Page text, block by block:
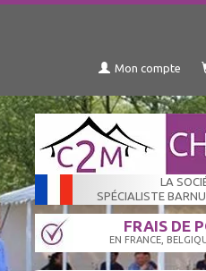
Mon compte
LA
SPÉCIALISTE
FRAIS DE
EN FRANCE,